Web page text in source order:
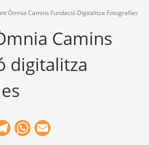
Òmnia Camins Fundació Digitalitza Fotografies
Camins
digitalitza
Telegram
WhatsApp